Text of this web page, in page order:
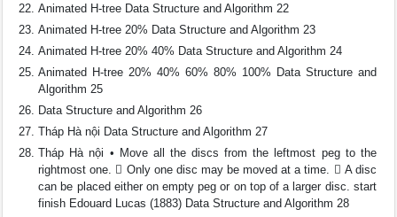
Animated H-tree Data Structure and Algorithm 22
Animated H-tree 20% Data Structure and Algorithm 23
Animated H-tree 20% 40% Data Structure and Algorithm 24
Animated H-tree 20% 40% 60% 80% 100% Data Structure and
Algorithm 25
Data Structure and Algorithm 26
Tháp Hà nội Data Structure and Algorithm 27
Tháp Hà nội • Move all the discs from the leftmost peg to the
rightmost one.  Only one disc may be moved at a time.  A disc
can be placed either on empty peg or on top of a larger disc. start
finish Edouard Lucas (1883) Data Structure and Algorithm 28